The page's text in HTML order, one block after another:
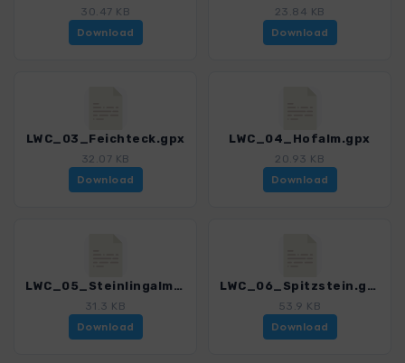
30.47 KB
Download
23.84 KB
Download
LWC_03_Feichteck.gpx
32.07 KB
Download
LWC_04_Hofalm.gpx
20.93 KB
Download
LWC_05_Steinlingalm.gpx
31.3 KB
Download
LWC_06_Spitzstein.gpx
53.9 KB
Download